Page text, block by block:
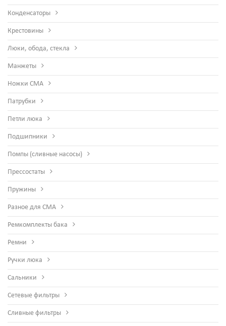
Конденсаторы
Крестовины
Люки, обода, стекла
Манжеты
Ножки СМА
Патрубки
Петли люка
Подшипники
Помпы (сливные насосы)
Прессостаты
Пружины
Разное для СМА
Ремкомплекты бака
Ремни
Ручки люка
Сальники
Сетевые фильтры
Сливные фильтры